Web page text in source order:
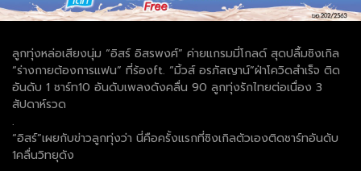
ลูกทุ่งหล่อเสียงนุ่ม “อิสร์ อิสรพงศ์” ค่ายแกรมมี่โกลด์ สุดปลื้มซิงเกิล
“ร่างกายต้องการแฟน” ที่ร้องft. “มิ้วส์ อรภัสญาน์”ฝ่าโควิดสำเร็จ ติด
อันดับ 1 ชาร์ท10 อันดับเพลงดังคลื่น 90 ลูกทุ่งรักไทยต่อเนื่อง 3
สัปดาห์รวด
.
“อิสร์”เผยกับข่าวลูกทุ่งว่า นี่คือครั้งแรกที่ซิงเกิลตัวเองติดชาร์ทอันดับ
1คลื่นวิทยุดัง